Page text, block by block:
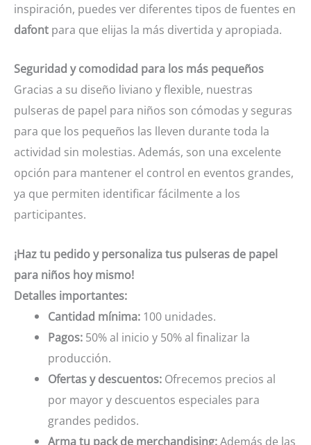
inspiración, puedes ver diferentes tipos de fuentes en
dafont para que elijas la más divertida y apropiada.
Seguridad y comodidad para los más pequeños
Gracias a su diseño liviano y flexible, nuestras
pulseras de papel para niños son cómodas y seguras
para que los pequeños las lleven durante toda la
actividad sin molestias. Además, son una excelente
opción para mantener el control en eventos grandes,
ya que permiten identificar fácilmente a los
participantes.
¡Haz tu pedido y personaliza tus pulseras de papel
para niños hoy mismo!
Detalles importantes:
Cantidad mínima: 100 unidades.
Pagos: 50% al inicio y 50% al finalizar la
producción.
Ofertas y descuentos: Ofrecemos precios al
por mayor y descuentos especiales para
grandes pedidos.
Arma tu pack de merchandising:Además de las